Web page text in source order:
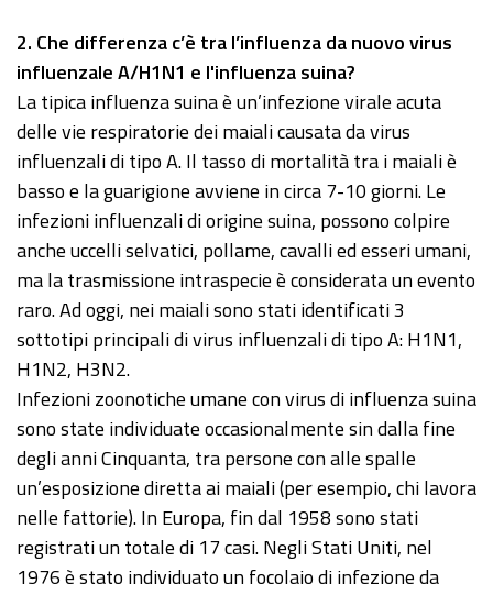
2. Che differenza c’è tra l’influenza da nuovo virus
influenzale A/H1N1 e l'influenza suina?
La tipica influenza suina è un’infezione virale acuta
delle vie respiratorie dei maiali causata da virus
influenzali di tipo A. Il tasso di mortalità tra i maiali è
basso e la guarigione avviene in circa 7-10 giorni. Le
infezioni influenzali di origine suina, possono colpire
anche uccelli selvatici, pollame, cavalli ed esseri umani,
ma la trasmissione intraspecie è considerata un evento
raro. Ad oggi, nei maiali sono stati identificati 3
sottotipi principali di virus influenzali di tipo A: H1N1,
H1N2, H3N2.
Infezioni zoonotiche umane con virus di influenza suina
sono state individuate occasionalmente sin dalla fine
degli anni Cinquanta, tra persone con alle spalle
un’esposizione diretta ai maiali (per esempio, chi lavora
nelle fattorie). In Europa, fin dal 1958 sono stati
registrati un totale di 17 casi. Negli Stati Uniti, nel
1976 è stato individuato un focolaio di infezione da